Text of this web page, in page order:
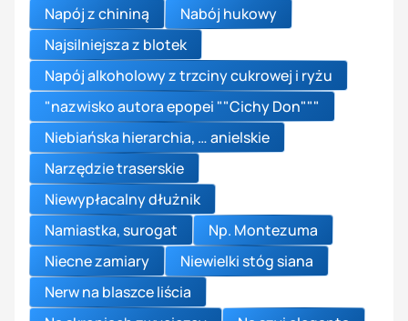
Napój z chininą
Nabój hukowy
Najsilniejsza z blotek
Napój alkoholowy z trzciny cukrowej i ryżu
"nazwisko autora epopei ""Cichy Don"""
Niebiańska hierarchia, … anielskie
Narzędzie traserskie
Niewypłacalny dłużnik
Namiastka, surogat
Np. Montezuma
Niecne zamiary
Niewielki stóg siana
Nerw na blaszce liścia